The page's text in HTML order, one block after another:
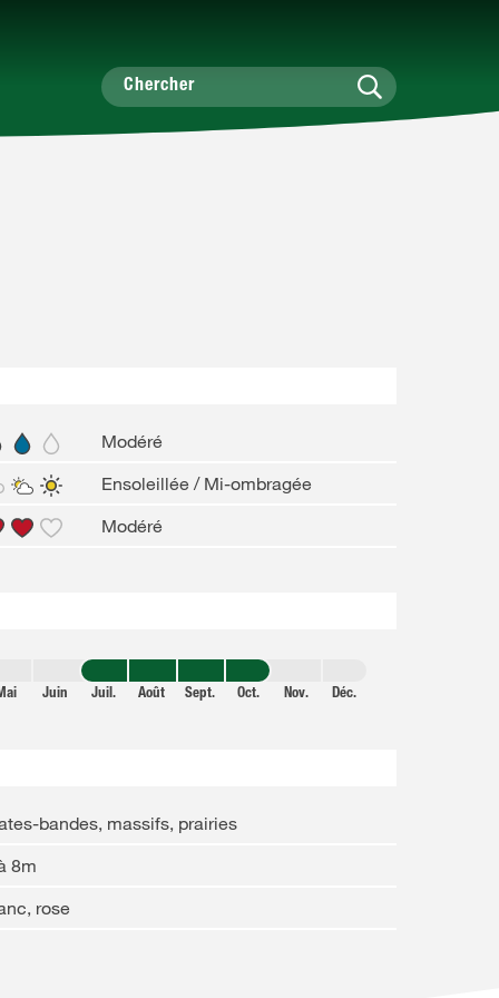
Modéré
Ensoleillée / Mi-ombragée
Modéré
Juin Juil. Août Sept. Oct. Nov. Déc.
bandes, massifs, prairies
8m
rose